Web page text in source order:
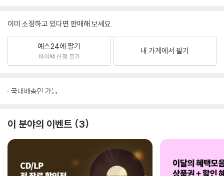
이미 소장하고 있다면 판매해 보세요.
예스24에 팔기
바이백 신청 불가
내 가게에서 팔기
국내배송만 가능
이 분야의 이벤트 3